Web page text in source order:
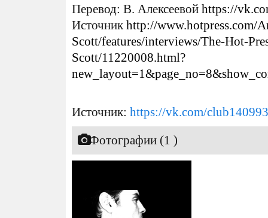
Перевод: В. Алексеевой https://
Источник http://www.hotpress.com/
Scott/features/interviews/The-Hot-
Scott/11220008.html?
Источник: https://vk.com/
Фотографии (1 )